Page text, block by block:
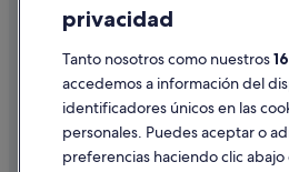
Información legal/contacto
Pautas sobre el contenido y cómo
Ayuda
privacidad
Tanto nosotros como nuestros16
accedemos a información del
identificadores únicos en las
personales. Puedes aceptar o
preferencias haciendo clic